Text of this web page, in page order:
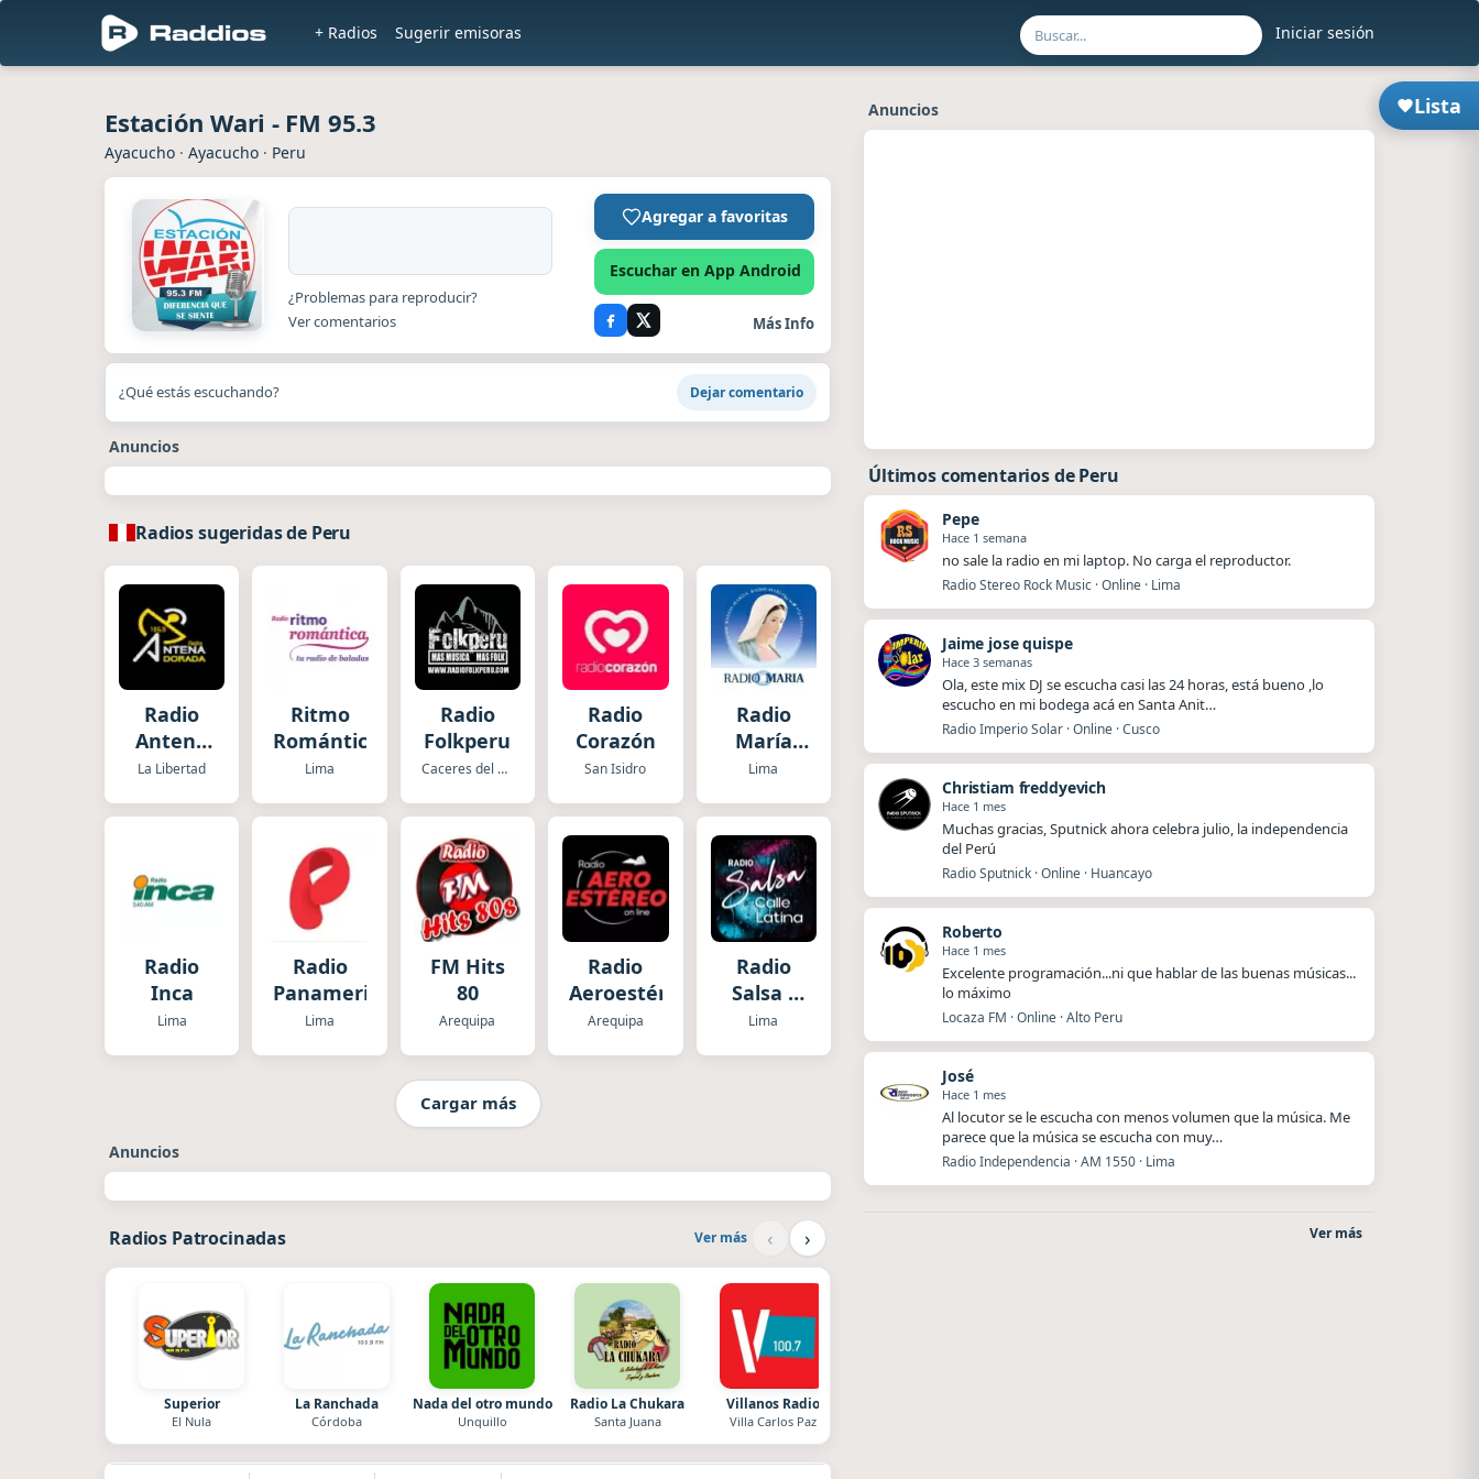
Iniciar sesión
+ Radios Sugerir emisoras
Lista
Estación Wari - FM 95.3
Ayacucho · Ayacucho · Peru
¿Problemas para reproducir?
Ver comentarios
Agregar a favoritas
Escuchar en App Android
Más Info
¿Qué estás escuchando? Dejar comentario
Anuncios
Radios sugeridas de Peru
Radio
Antena
Dorada
La Libertad
Ritmo
Romántica
Lima
Radio
Folkperu
Caceres del Peru
Radio
Corazón
San Isidro
Radio
María
Perú
Lima
Radio
Inca
Lima
Radio
Panamericana
Lima
FM Hits
80
Arequipa
Radio
Aeroestéreo
Arequipa
Radio
Salsa -
Calle
Lima
Cargar más
Anuncios
Radios Patrocinadas Ver más ‹ ›
Superior
El Nula
La Ranchada
Córdoba
Nada del otro mundo
Unquillo
Radio La Chukara
Santa Juana
Villanos Radio
Villa Carlos Paz
Anuncios
Últimos comentarios de Peru
Pepe
Hace 1 semana
no sale la radio en mi laptop. No carga el reproductor.
Radio Stereo Rock Music · Online · Lima
Jaime jose quispe
Hace 3 semanas
Ola, este mix DJ se escucha casi las 24 horas, está bueno ,lo
escucho en mi bodega acá en Santa Anit…
Radio Imperio Solar · Online · Cusco
Christiam freddyevich
Hace 1 mes
Muchas gracias, Sputnick ahora celebra julio, la independencia
del Perú
Radio Sputnick · Online · Huancayo
Roberto
Hace 1 mes
Excelente programación...ni que hablar de las buenas músicas...
lo máximo
Locaza FM · Online · Alto Peru
José
Hace 1 mes
Al locutor se le escucha con menos volumen que la música. Me
parece que la música se escucha con muy…
Radio Independencia · AM 1550 · Lima
Ver más